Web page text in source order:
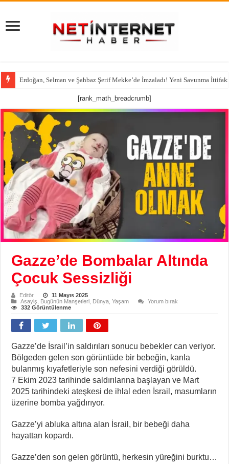
Erdoğan, Selman ve Şahbaz Şerif Mekke’de İmzaladı! Yeni Savunma
[rank_math_breadcrumb]
Gazze’de Bombalar Altında
Çocuk Sessizliği
Editör
11 Mayıs 2025
Asayiş
Bugünün Manşetleri Dünya ,Yaşam
Yorum bırak
332 Görüntülenme
Gazze’de İsrail’in saldırıları sonucu bebekler can veriyor.
Bölgeden gelen son görüntüde bir bebeğin, kanla
bulanmış kıyafetleriyle son nefesini verdiği görüldü.
7 Ekim 2023 tarihinde saldırılarına başlayan ve Mart
2025 tarihindeki ateşkesi de ihlal eden İsrail, masumların
üzerine bomba yağdırıyor.
Gazze’yi abluka altına alan İsrail, bir bebeği daha
hayattan kopardı.
Gazze’den son gelen görüntü, herkesin yüreğini burktu…